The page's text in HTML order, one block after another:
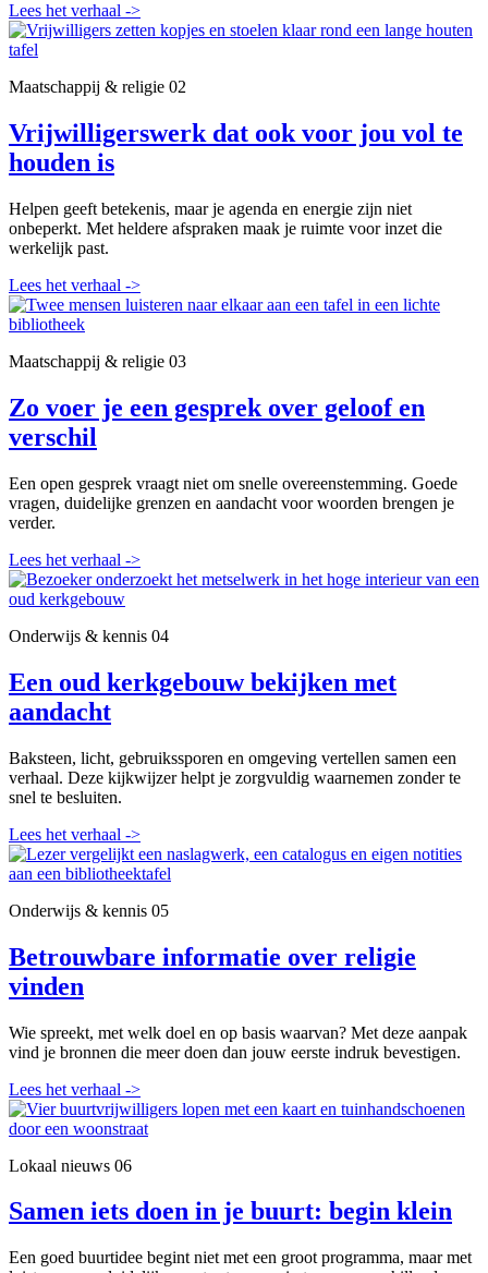
Lees het verhaal ->
Maatschappij & religie 02
Vrijwilligerswerk dat ook voor jou vol te
houden is
Helpen geeft betekenis, maar je agenda en energie zijn niet
onbeperkt. Met heldere afspraken maak je ruimte voor inzet die
werkelijk past.
Lees het verhaal ->
Maatschappij & religie 03
Zo voer je een gesprek over geloof en
verschil
Een open gesprek vraagt niet om snelle overeenstemming. Goede
vragen, duidelijke grenzen en aandacht voor woorden brengen je
verder.
Lees het verhaal ->
Onderwijs & kennis 04
Een oud kerkgebouw bekijken met
aandacht
Baksteen, licht, gebruikssporen en omgeving vertellen samen een
verhaal. Deze kijkwijzer helpt je zorgvuldig waarnemen zonder te
snel te besluiten.
Lees het verhaal ->
Onderwijs & kennis 05
Betrouwbare informatie over religie
vinden
Wie spreekt, met welk doel en op basis waarvan? Met deze aanpak
vind je bronnen die meer doen dan jouw eerste indruk bevestigen.
Lees het verhaal ->
Lokaal nieuws 06
Samen iets doen in je buurt: begin klein
Een goed buurtidee begint niet met een groot programma, maar met